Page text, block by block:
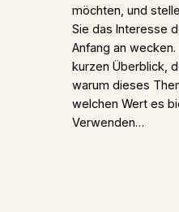
möchten, und
Sie das Interesse
Anfang an
kurzen Überblick,
warum dieses
welchen Wert es
Verwenden…